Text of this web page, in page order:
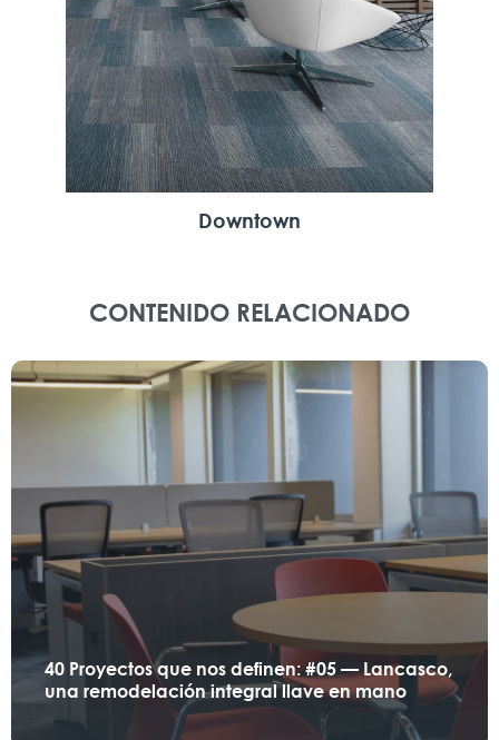
Downtown
CONTENIDO RELACIONADO
40 Proyectos que nos definen: #05 — Lancasco,
una remodelación integral llave en mano